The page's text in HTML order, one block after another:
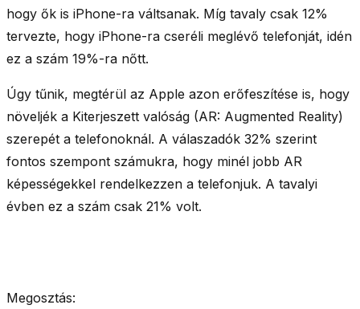
hogy ők is iPhone-ra váltsanak. Míg tavaly csak 12%
tervezte, hogy iPhone-ra cseréli meglévő telefonját, idén
ez a szám 19%-ra nőtt.
Úgy tűnik, megtérül az Apple azon erőfeszítése is, hogy
növeljék a Kiterjeszett valóság (AR: Augmented Reality)
szerepét a telefonoknál. A válaszadók 32% szerint
fontos szempont számukra, hogy minél jobb AR
képességekkel rendelkezzen a telefonjuk. A tavalyi
évben ez a szám csak 21% volt.
Megosztás: